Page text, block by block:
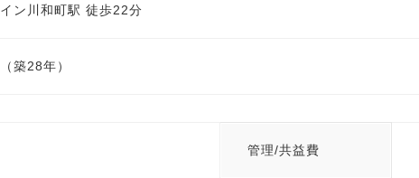
ン川和町駅 徒歩22分
築28年）
管理/共益費